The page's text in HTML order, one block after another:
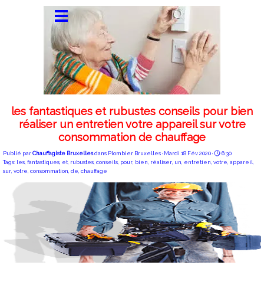
les fantastiques et rubustes conseils pour bien
réaliser un entretien votre appareil sur votre
consommation de chauffage
Publié parChauffagiste Bruxellesdans Plombier Bruxelles· Mardi 18 Fév 2020 ·
6:30
Tags: les fantastiques et rubustes conseils pour bien réaliser un entretien votre appareil
sur votre consommation de chauffage